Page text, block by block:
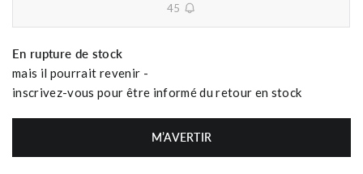
45
unavailable
En rupture de stock
mais il pourrait revenir -
inscrivez-vous pour être informé du retour en stock
M’AVERTIR